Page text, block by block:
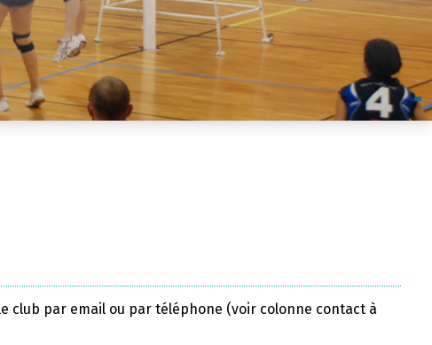
club par email ou par téléphone (voir colonne contact à